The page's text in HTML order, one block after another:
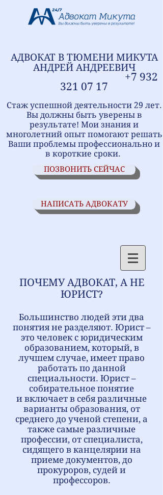
АДВОКАТ В ТЮМЕНИ МИКУТА
АНДРЕЙ АНДРЕЕВИЧ
+7 932
321 07 17
Стаж успешной деятельности 29 лет.
Вы должны быть уверены в
результате! Мои знания и
многолетний опыт помогают решать
Ваши проблемы профессионально и
в короткие сроки.
ПОЗВОНИТЬ СЕЙЧАС
НАПИСАТЬ АДВОКАТУ
ПОЧЕМУ АДВОКАТ, А НЕ
ЮРИСТ?
Большинство людей эти два
понятия не разделяют. Юрист –
это человек с юридическим
образованием, который, в
лучшем случае, имеет право
работать по данной
специальности. Юрист –
собирательное понятие
и включает в себя различные
варианты образования, от
среднего до ученой степени, а
также самые различные
профессии, от специалиста,
сидящего в канцелярии на
приеме документов, до
прокуроров, судей и
профессоров.